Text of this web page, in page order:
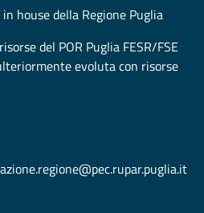
house della Regione Puglia
del POR Puglia FESR/FSE
evoluta con risorse